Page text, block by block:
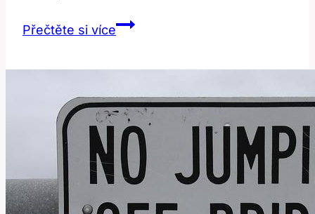
Přečtěte si víceUlcer:
termín
říká
o
nemoci?